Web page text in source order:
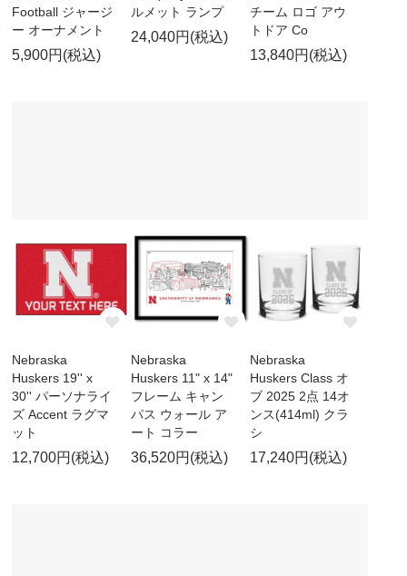
Football ジャージ
ー オーナメント
5,900円(税込)
ルメット ランプ
24,040円(税込)
チーム ロゴ アウ
トドア Co
13,840円(税込)
Nebraska
Huskers 19'' x
30'' パーソナライ
ズ Accent ラグマ
ット
12,700円(税込)
Nebraska
Huskers 11" x 14"
フレーム キャン
パス ウォール ア
ート コラー
36,520円(税込)
Nebraska
Huskers Class オ
ブ 2025 2点 14オ
ンス(414ml) クラ
シ
17,240円(税込)